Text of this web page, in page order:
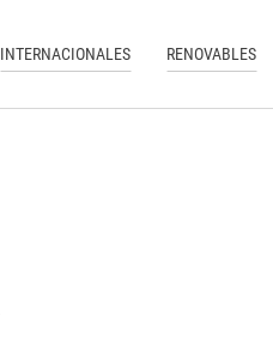
INTERNACIONALES RENOVABLES